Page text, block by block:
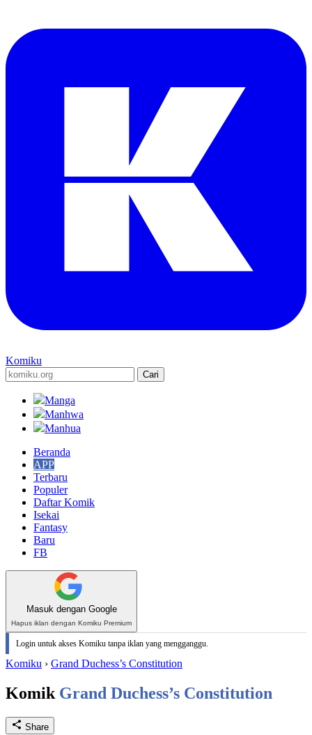
Komiku
Manga
Manhwa
Manhua
Beranda
APP
Terbaru
Populer
Daftar Komik
Isekai
Fantasy
Baru
FB
Masuk dengan Google
Hapus iklan dengan Komiku Premium
Login untuk akses Komiku tanpa iklan yang mengganggu.
Komiku › Grand Duchess’s Constitution
Komik Grand Duchess’s Constitution
Share